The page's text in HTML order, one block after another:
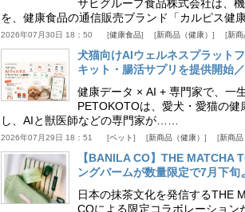
サヒグループ食品株式会社は、
を、健康食品の通信販売ブランド「カルピス健
2026年07月30日 18：50 健康食品 新商品（健康） 新商
犬猫向けAIウェルネスプラット
キット・腸活サプリを提供開始
健康データ × AI + 専門家で、一
PETOKOTOは、愛犬・愛猫の
し、AIと獣医師などの専門家が……
2026年07月29日 18：51 ペット 新商品（健康） 新商品
【BANILA CO】THE MATCHA
ングバームが数量限定で7月下
日本の抹茶文化を発信するTHE
COによる限定コラボレーション